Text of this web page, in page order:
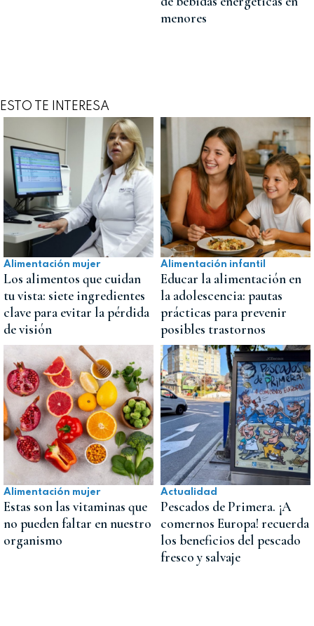
menores
ESTO TE INTERESA
Alimentación mujer
Los alimentos que cuidan
tu vista: siete ingredientes
clave para evitar la pérdida
de visión
Alimentación infantil
Educar la alimentación en
la adolescencia: pautas
prácticas para prevenir
posibles trastornos
Alimentación mujer
Estas son las vitaminas que
no pueden faltar en nuestro
organismo
Actualidad
Pescados de Primera. ¡A
comernos Europa! recuerda
los beneficios del pescado
fresco y salvaje